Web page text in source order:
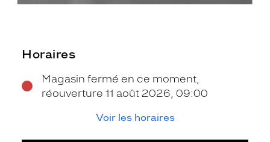
Horaires
Magasin fermé en ce moment,
réouverture 11 août 2026, 09:00
Voir les horaires